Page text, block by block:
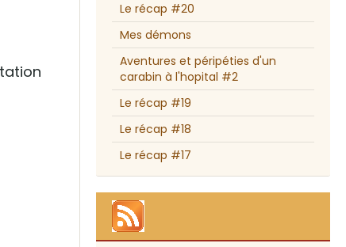
Le récap #20
Mes démons
Aventures et péripéties d'un
carabin à l'hopital #2
Le récap #19
Le récap #18
Le récap #17